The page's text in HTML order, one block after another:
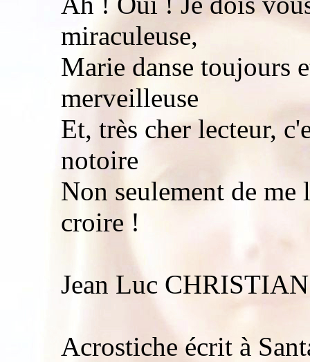
miraculeuse,
Marie danse toujours
merveilleuse
Et, très cher lecteur,
notoire
Non seulement de
croire !
Jean Luc CHRISTIAN
Acrostiche écrit à